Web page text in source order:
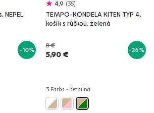
NEPEL
-10%
4,9 35
TEMPO-KONDELA KITEN TYP 4,
košík s rúčkou, zelená
8 €
5,90 € -26%
3 Farba - detailná